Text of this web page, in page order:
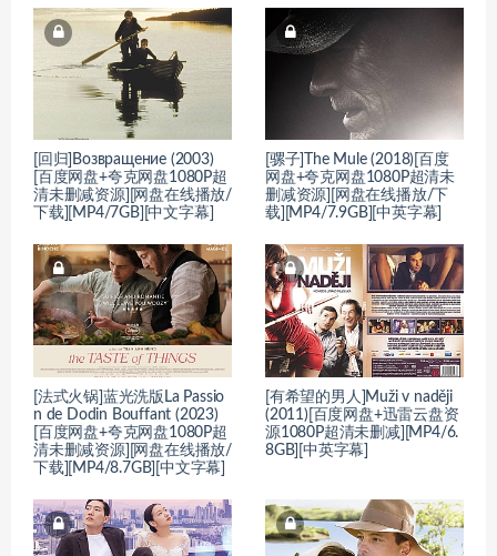
[回归]Возвращение (2003)
[百度网盘+夸克网盘1080P超
清未删减资源][网盘在线播放/
下载][MP4/7GB][中文字幕]
[骡子]The Mule (2018)[百度
网盘+夸克网盘1080P超清未
删减资源][网盘在线播放/下
载][MP4/7.9GB][中英字幕]
[法式火锅]蓝光洗版La Passio
n de Dodin Bouffant (2023)
[百度网盘+夸克网盘1080P超
清未删减资源][网盘在线播放/
下载][MP4/8.7GB][中文字幕]
[有希望的男人]Muži v naději
(2011)[百度网盘+迅雷云盘资
源1080P超清未删减][MP4/6.
8GB][中英字幕]